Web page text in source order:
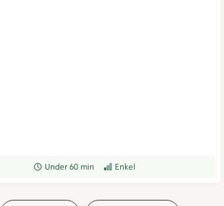
Receptet tar Under 60 min att tillaga
Under 60 min Receptet har Enkel svårighetsgrad
Enkel